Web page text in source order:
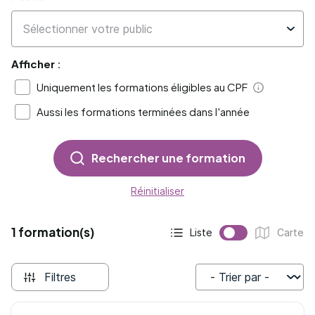
Afficher :
Uniquement les formations éligibles au CPF
Aide
Aussi les formations terminées dans l'année
Rechercher une formation
Réinitialiser
1 formation(s)
Affichage actif :
Liste
Affichage :
Carte
Filtres
Trier par